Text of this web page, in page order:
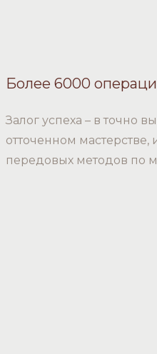
Более 6000
Залог успеха – в точно
отточенном мастерстве,
передовых методов по